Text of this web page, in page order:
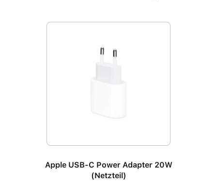
Produktgalerie überspringen
Apple USB-C Power Adapter 20W
(Netzteil)